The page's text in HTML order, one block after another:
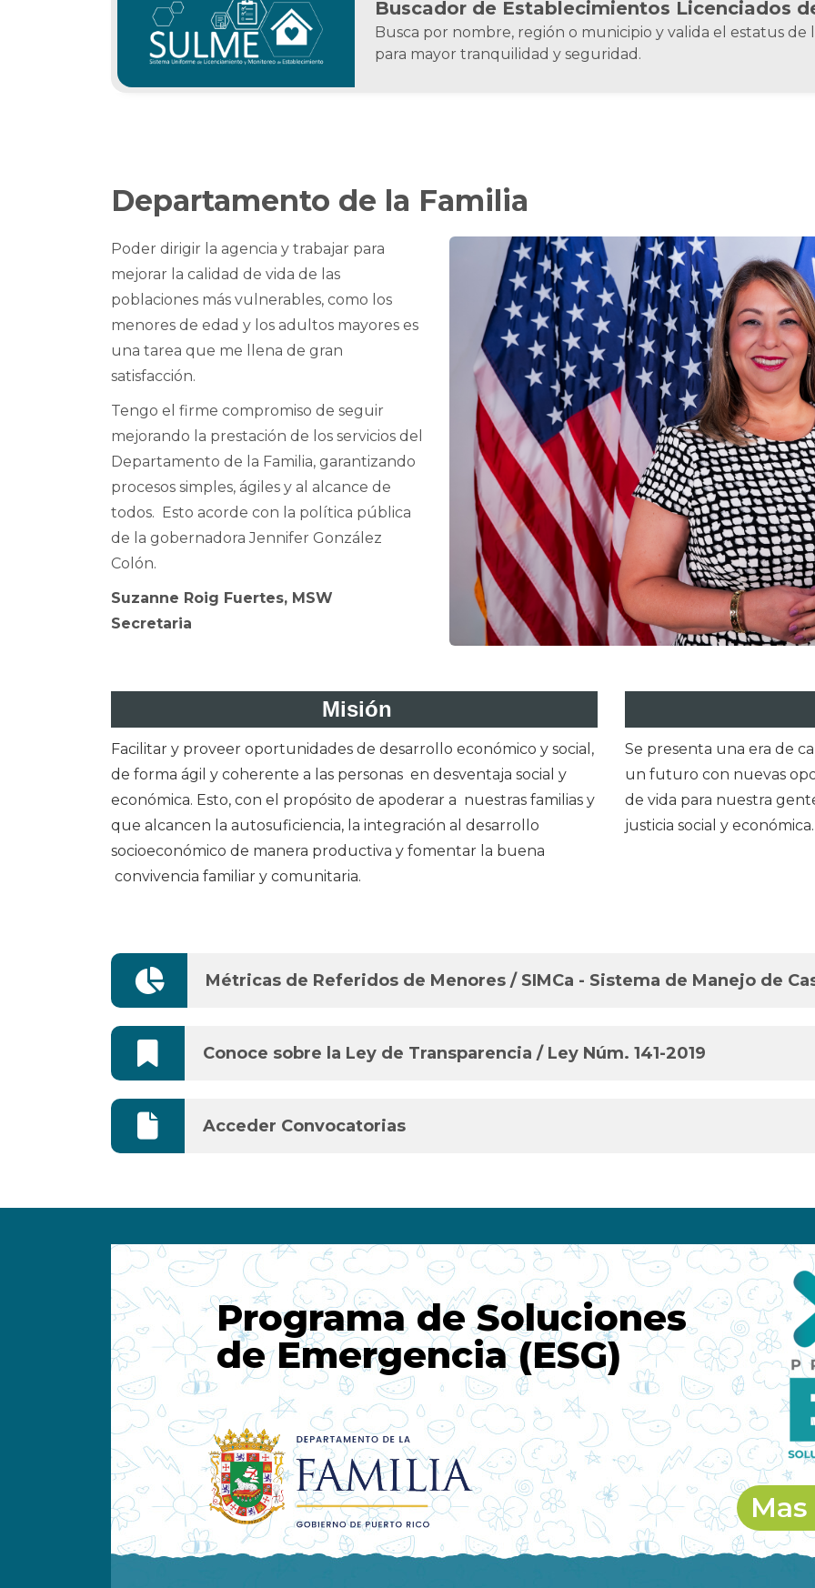
Buscador de Establecimientos Licenciados
Busca por nombre, región o municipio y valida el estatus
para mayor tranquilidad y seguridad.
Departamento de la Familia
Poder dirigir la agencia y trabajar para
mejorar la calidad de vida de las
poblaciones más vulnerables, como los
menores de edad y los adultos mayores es
una tarea que me llena de gran
satisfacción.
Tengo el firme compromiso de seguir
mejorando la prestación de los servicios del
Departamento de la Familia, garantizando
procesos simples, ágiles y al alcance de
todos. Esto acorde con la política pública
de la gobernadora Jennifer González
Colón.
Suzanne Roig Fuertes, MSW
Secretaria
Misión
Facilitar y proveer oportunidades de desarrollo económico y social,
de forma ágil y coherente a las personas en desventaja social y
económica. Esto, con el propósito de apoderar a nuestras familias y
que alcancen la autosuficiencia, la integración al desarrollo
socioeconómico de manera productiva y fomentar la buena
convivencia familiar y comunitaria.
Se presenta una era de
un futuro con nuevas
de vida para nuestra
justicia social y económica.
 Métricas de Referidos de Menores / SIMCa - Sistema de Manejo de
Conoce sobre la Ley de Transparencia / Ley Núm. 141-2019
 Acceder Convocatorias
Programa de Soluciones
de Emergencia (ESG)